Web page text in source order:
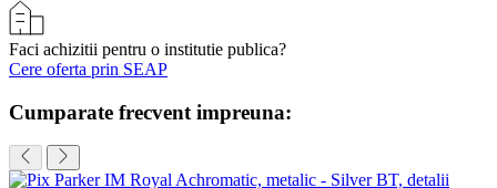
Faci achizitii pentru o institutie publica?
Cere oferta prin SEAP
Cumparate frecvent impreuna: